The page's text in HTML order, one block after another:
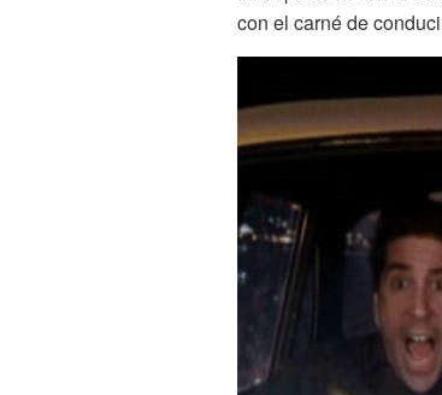
con el carné de